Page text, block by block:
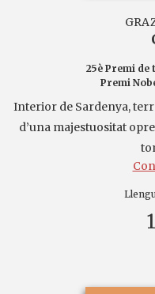
25è Premi
Premi
Interior de Sardenya,
d’una majestuositat